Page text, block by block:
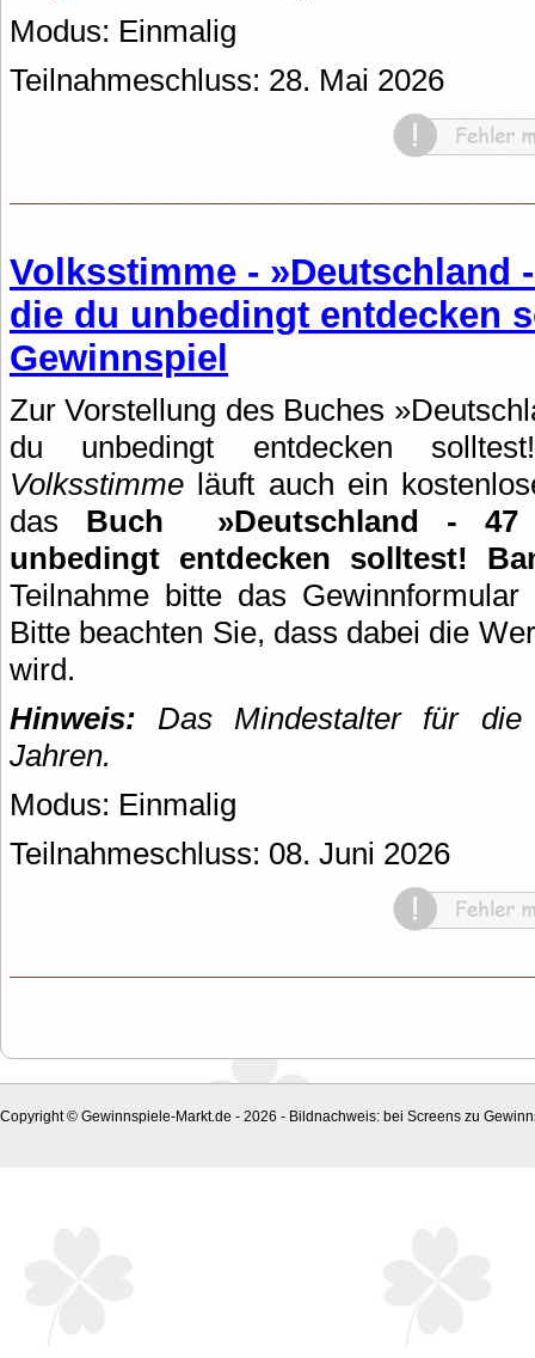
Modus: Einmalig
Teilnahmeschluss: 28. Mai 2026
Volksstimme - »Deutschland
die du unbedingt entdecken
Gewinnspiel
Zur Vorstellung des Buches
du unbedingt entdecken
Volksstimme läuft auch ein
das Buch
»Deutschland -
unbedingt entdecken solltest!
Teilnahme bitte das
Bitte beachten Sie, dass dabei die
wird.
Hinweis: Das Mindestalter für
Jahren.
Modus: Einmalig
Teilnahmeschluss: 08. Juni 2026
Copyright © Gewinnspiele-Markt.de - 2026 - Bildnachweis: bei Screens zu